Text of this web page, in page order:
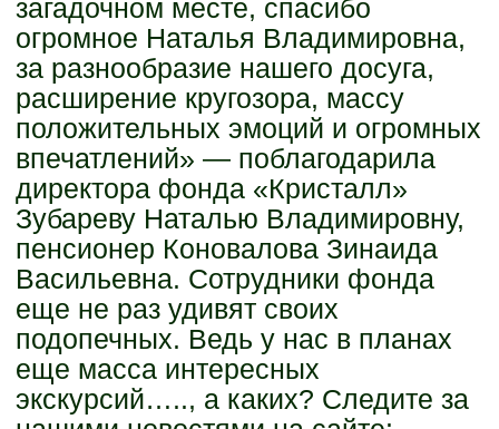
загадочном месте, спасибо
огромное Наталья Владимировна,
за разнообразие нашего досуга,
расширение кругозора, массу
положительных эмоций и огромных
впечатлений» — поблагодарила
директора фонда «Кристалл»
Зубареву Наталью Владимировну,
пенсионер Коновалова Зинаида
Васильевна. Сотрудники фонда
еще не раз удивят своих
подопечных. Ведь у нас в планах
еще масса интересных
экскурсий….., а каких? Следите за